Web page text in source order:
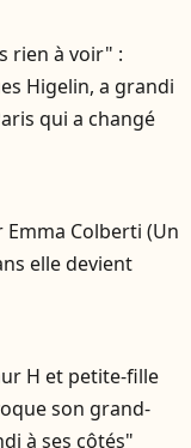
rien à voir" :
Higelin, a grandi
qui a changé
Colberti (Un
elle devient
H et petite-fille
son grand-
à ses côtés"